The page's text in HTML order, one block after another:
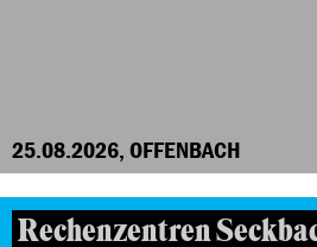
25.08.2026, OFFENBACH
Rechenzentren